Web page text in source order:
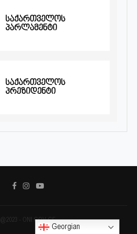
საქართველოს
პარლამენტი
საქართველოს
პრეზიდენტი
@2023 - ONI.GOV.GE
Georgian